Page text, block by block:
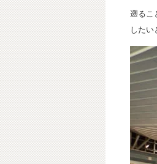
遡るこ
したい